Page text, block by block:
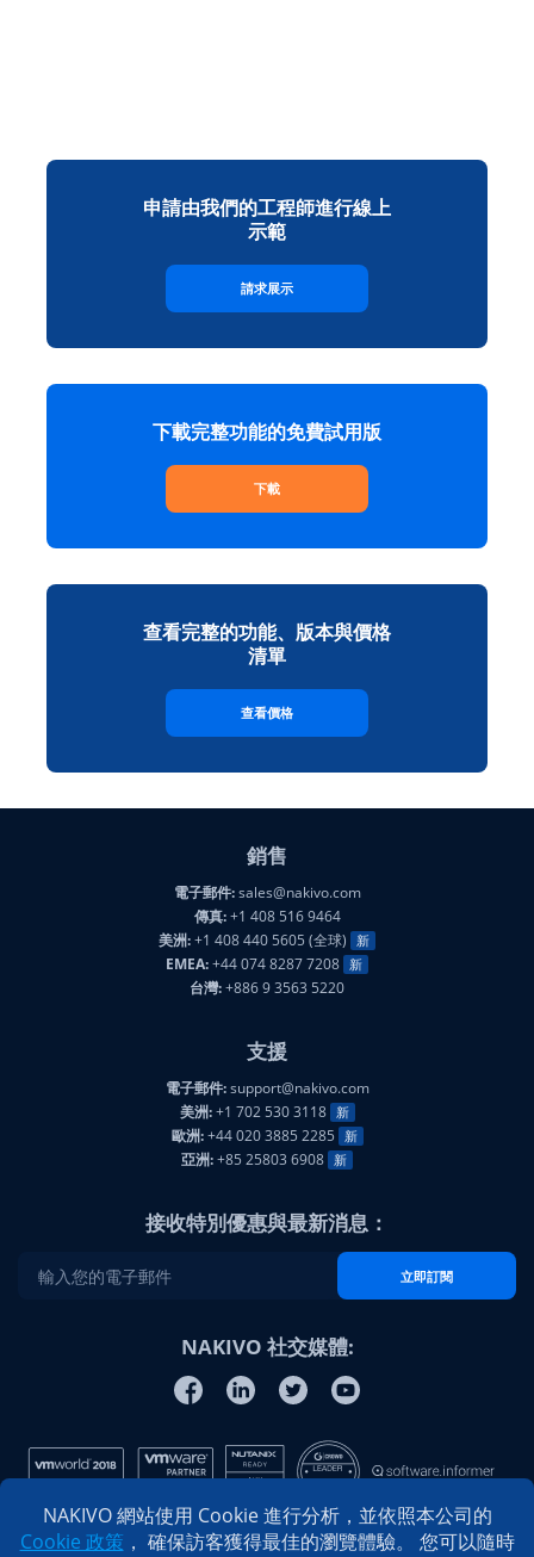
申請由我們的工程師進行線上
示範
請求展示
下載完整功能的免費試用版
下載
查看完整的功能、版本與價格
清單
查看價格
銷售
電子郵件:sales@nakivo.com
傳真:+1 408 516 9464
美洲:+1 408 440 5605 (全球) 新
EMEA:+44 074 8287 7208 新
台灣:+886 9 3563 5220
支援
電子郵件:support@nakivo.com
美洲:+1 702 530 3118 新
歐洲:+44 020 3885 2285 新
亞洲:+85 25803 6908 新
接收特別優惠與最新消息：
立即訂閱
NAKIVO 社交媒體:
NAKIVO 網站使用 Cookie 進行分析，並依照本公司的
Cookie 政策 ， 確保訪客獲得最佳的瀏覽體驗。 您可以隨時